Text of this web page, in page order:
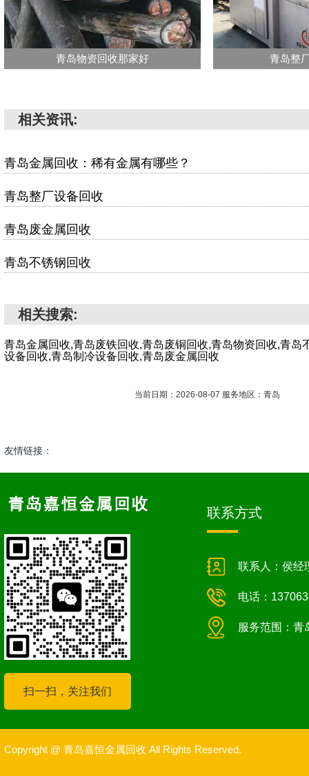
青岛物资回收那家好 青岛整
相关资讯:
青岛金属回收：稀有金属有哪些？
青岛整厂设备回收
青岛废金属回收
青岛不锈钢回收
相关搜索:
青岛金属回收,青岛废铁回收,青岛废铜回收,青岛物资回收,青岛
设备回收,青岛制冷设备回收,青岛废金属回收
当前日期：2026-08-07 服务地区：青岛
友情链接：
扫一扫，关注我们
联系方式
联系人：侯经
电话：
服务范围：青
Copyright @ 青岛嘉恒金属回收 All Rights Reserved.